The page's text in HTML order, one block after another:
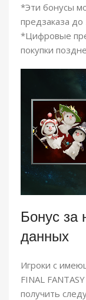
*Эти бонусы
предзаказа
*Цифровые
покупки
Бонус за
данных
Игроки с
FINAL
получить